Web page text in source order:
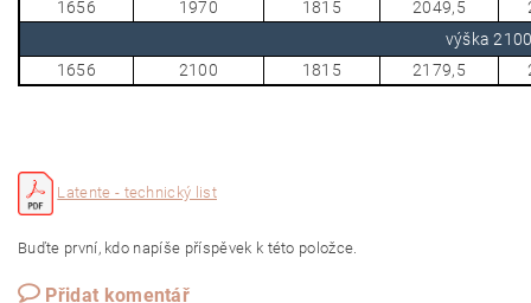
1656
1970 1815 2049,5
výška
1656
2100 1815 2179,5
Latente - technický list
Buďte první, kdo napíše příspěvek k této položce.
Přidat komentář